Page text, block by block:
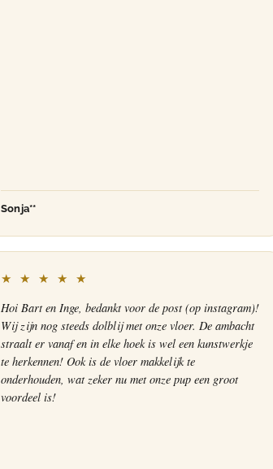
Sonja**
★ ★ ★ ★ ★
Hoi Bart en Inge, bedankt voor de post (op instagram)!
Wij zijn nog steeds dolblij met onze vloer. De ambacht
straalt er vanaf en in elke hoek is wel een kunstwerkje
te herkennen! Ook is de vloer makkelijk te
onderhouden, wat zeker nu met onze pup een groot
voordeel is!